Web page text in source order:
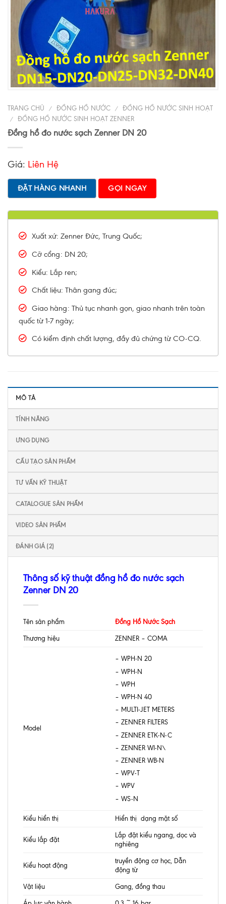
TRANG CHỦ / ĐỒNG HỒ NƯỚC /
ĐỒNG HỒ NƯỚC SINH HOẠT
/
ĐỒNG HỒ NƯỚC SINH HOẠT ZENNER
Đồng hồ đo nước sạch Zenner DN 20
Giá: Liên Hệ
ĐẶT HÀNG NHANH GỌI NGAY
Xuất xứ: Zenner Đức, Trung Quốc;
Cỡ cổng: DN 20;
Kiểu: Lắp ren;
Chất liệu: Thân gang đúc;
Giao hàng: Thủ tục nhanh gọn, giao nhanh trên toàn
quốc từ 1-7 ngày;
Có kiểm định chất lượng, đầy đủ chứng từ CO-CQ.
MÔ TẢ
TÍNH NĂNG
ƯNG DỤNG
CẤU TẠO SẢN PHẨM
TƯ VẤN KỸ THUẬT
CATALOGUE SẢN PHẨM
VIDEO SẢN PHẨM
ĐÁNH GIÁ (2)
Thông số kỹ thuật đồng hồ đo nước sạch
Zenner DN 20
Tên sản phẩm
Đồng Hồ Nước Sạch
Thương hiệu
ZENNER – COMA
Model
– WPH-N 20
– WPH-N
– WPH
– WPH-N 40
– MULTI-JET METERS
– ZENNER FILTERS
– ZENNER ETK-N-C
– ZENNER WI-N\
– ZENNER WB-N
– WPV-T
– WPV
– WS-N
Kiểu hiển thị Hiển thị dạng mặt số
Kiểu lắp đặt
Lắp đặt kiểu ngang, dọc và
nghiêng
Kiểu hoạt động
truyền động cơ học, Dẫn
động từ
Vật liệu
Gang, đồng thau